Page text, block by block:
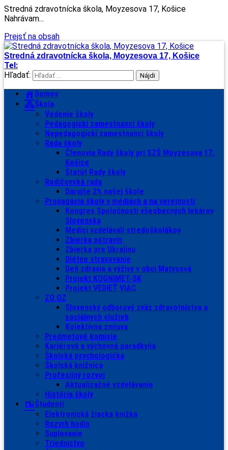
Stredná zdravotnícka škola, Moyzesova 17, Košice
Nahrávam...
Prejsť na obsah
Stredná zdravotnícka škola, Moyzesova 17, Košice
Tel:
Hľadať:
Domov
Škola
Vedenie školy
Pedagogickí zamestnanci školy
Nepedagogickí zamestnanci školy
Rada školy
Členovia Rady školy pri SZŠ Moyzesova 17,
Košice
Štatút Rady školy
Rodičovská rada
Darujte 2% našej škole
Propagácia školy v médiách a na verejnosti
Kongres Spoločnosti všeobecných lekárov
Slovenska
Medici vzdelávali stredoškolákov
Zbierka potravín
Zbierka pre Ukrajinu
Diétne stravovanie
Deň zdravia a výživy v obci Matysová
Projekt KOGNIMET-SK
Projekt VEDIEŤ VIAC
ZO OZ
Slovenský odborový zväz zdravotníctva a
sociálnych služieb
Kolektívna zmluva
Predmetové komisie
Kariérová a výchovná poradkyňa
Školská psychologička
Školská knižnica
Profesijný rozvoj
Aktualizačné vzdelávanie
História školy
Študenti
Elektronická žiacka knižka
Rozvrh hodín
Suplovanie
Triednictvo